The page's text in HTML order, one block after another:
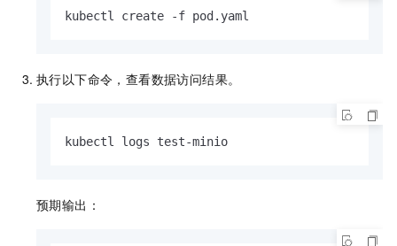
kubectl create -f pod.yaml
执行以下命令，查看数据访问结果。
kubectl logs test-minio
预期输出：